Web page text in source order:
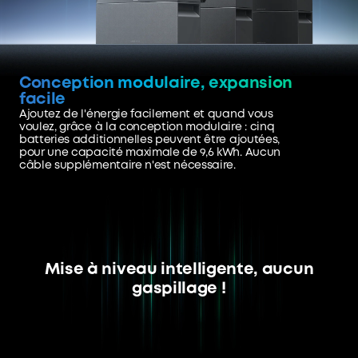
Conception modulaire, expansion
facile
Ajoutez de l'énergie facilement et quand vous
voulez, grâce à la conception modulaire : cinq
batteries additionnelles peuvent être ajoutées,
pour une capacité maximale de 9,6 kWh. Aucun
câble supplémentaire n'est nécessaire.
Mise à niveau intelligente, aucun
gaspillage !